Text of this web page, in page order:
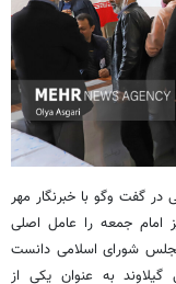
در گفت وگوبا خبرنگار مهر
امام جمعه را عامل اصلی
شورای اسلامی دانست
گیلاوند به عنوان یکی از